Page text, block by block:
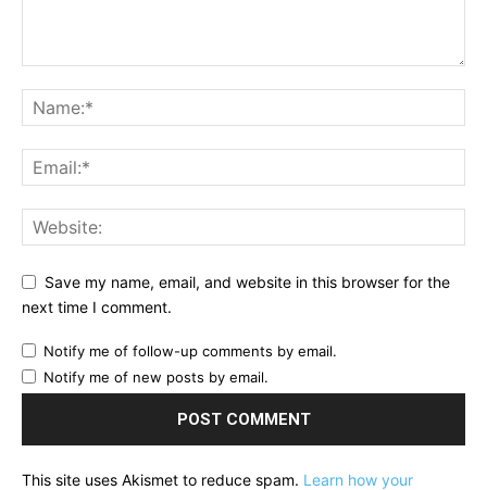
Save my name, email, and website in this browser for the
next time I comment.
Notify me of follow-up comments by email.
Notify me of new posts by email.
This site uses Akismet to reduce spam. Learn how your